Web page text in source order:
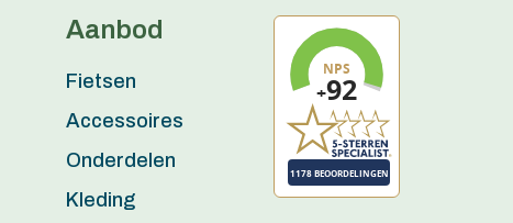
Aanbod
Fietsen
Accessoires
Onderdelen
Kleding